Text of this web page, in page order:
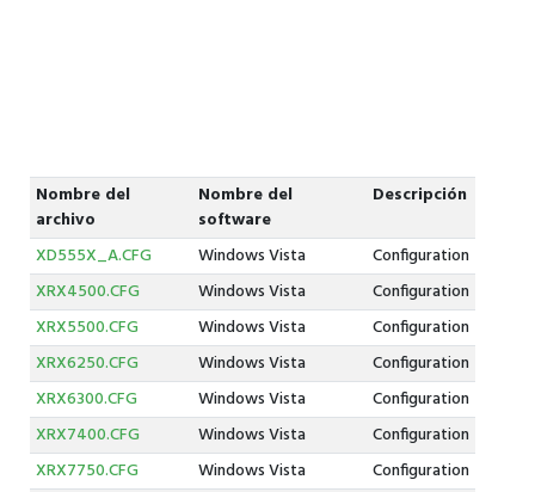
Nombre del
archivo
Nombre del
software
Descripción
XD555X_A.CFG Windows Vista
Configuration
XRX4500.CFG
Windows Vista
Configuration
XRX5500.CFG
Windows Vista
Configuration
XRX6250.CFG
Windows Vista
Configuration
XRX6300.CFG
Windows Vista
Configuration
XRX7400.CFG
Windows Vista
Configuration
XRX7750.CFG
Windows Vista
Configuration